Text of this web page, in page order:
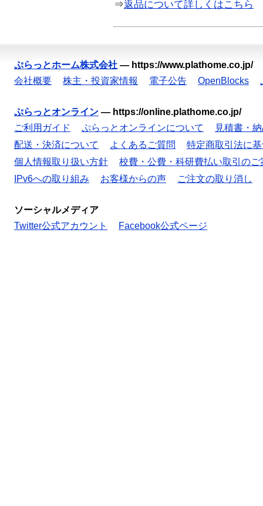
⇒返品について詳しくはこちら
ぷらっとホーム株式会社 — https://www.plathome.co.jp/
会社概要
株主・投資家情報 電子公告 OpenBlocks
ぷらっとオンライン — https://online.plathome.co.jp/
ご利用ガイド
ぷらっとオンラインについて
見積書・
配送・決済について
よくあるご質問
特定商取引法に
個人情報取り扱い方針
校費・公費・科研費払い取引のご
IPv6への取り組み
お客様からの声 ご注文の取り消し
ソーシャルメディア
Twitter公式アカウント
Facebook公式ページ